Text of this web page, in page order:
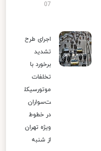
07
اجرای طرح
تشدید
برخورد با
تخلفات
موتورسیکل
ت‌سواران
در خطوط
ویژه تهران
از شنبه